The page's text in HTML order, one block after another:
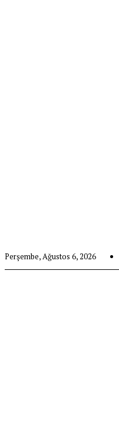
Perşembe, Ağustos 6, 2026